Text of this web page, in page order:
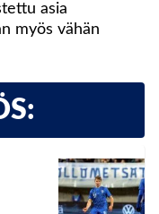
asia
myös vähän